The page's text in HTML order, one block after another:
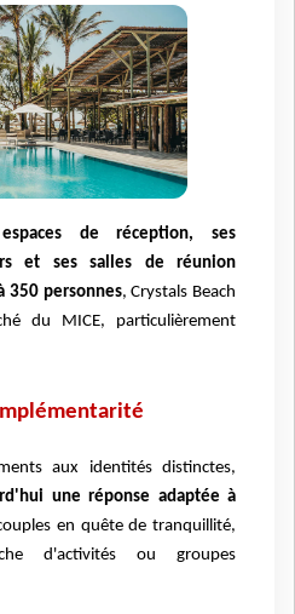
de réception, ses
et ses salles de réunion
350 personnes, Crystals Beach
du MICE, particulièrement
aux identités distinctes,
une réponse adaptée à
en quête de tranquillité,
d'activités ou groupes